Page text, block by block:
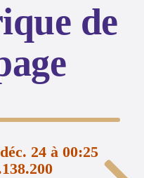
de
24 à 00:25